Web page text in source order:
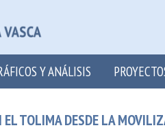
Y ANÁLISIS
TOLIMA DESDE LA